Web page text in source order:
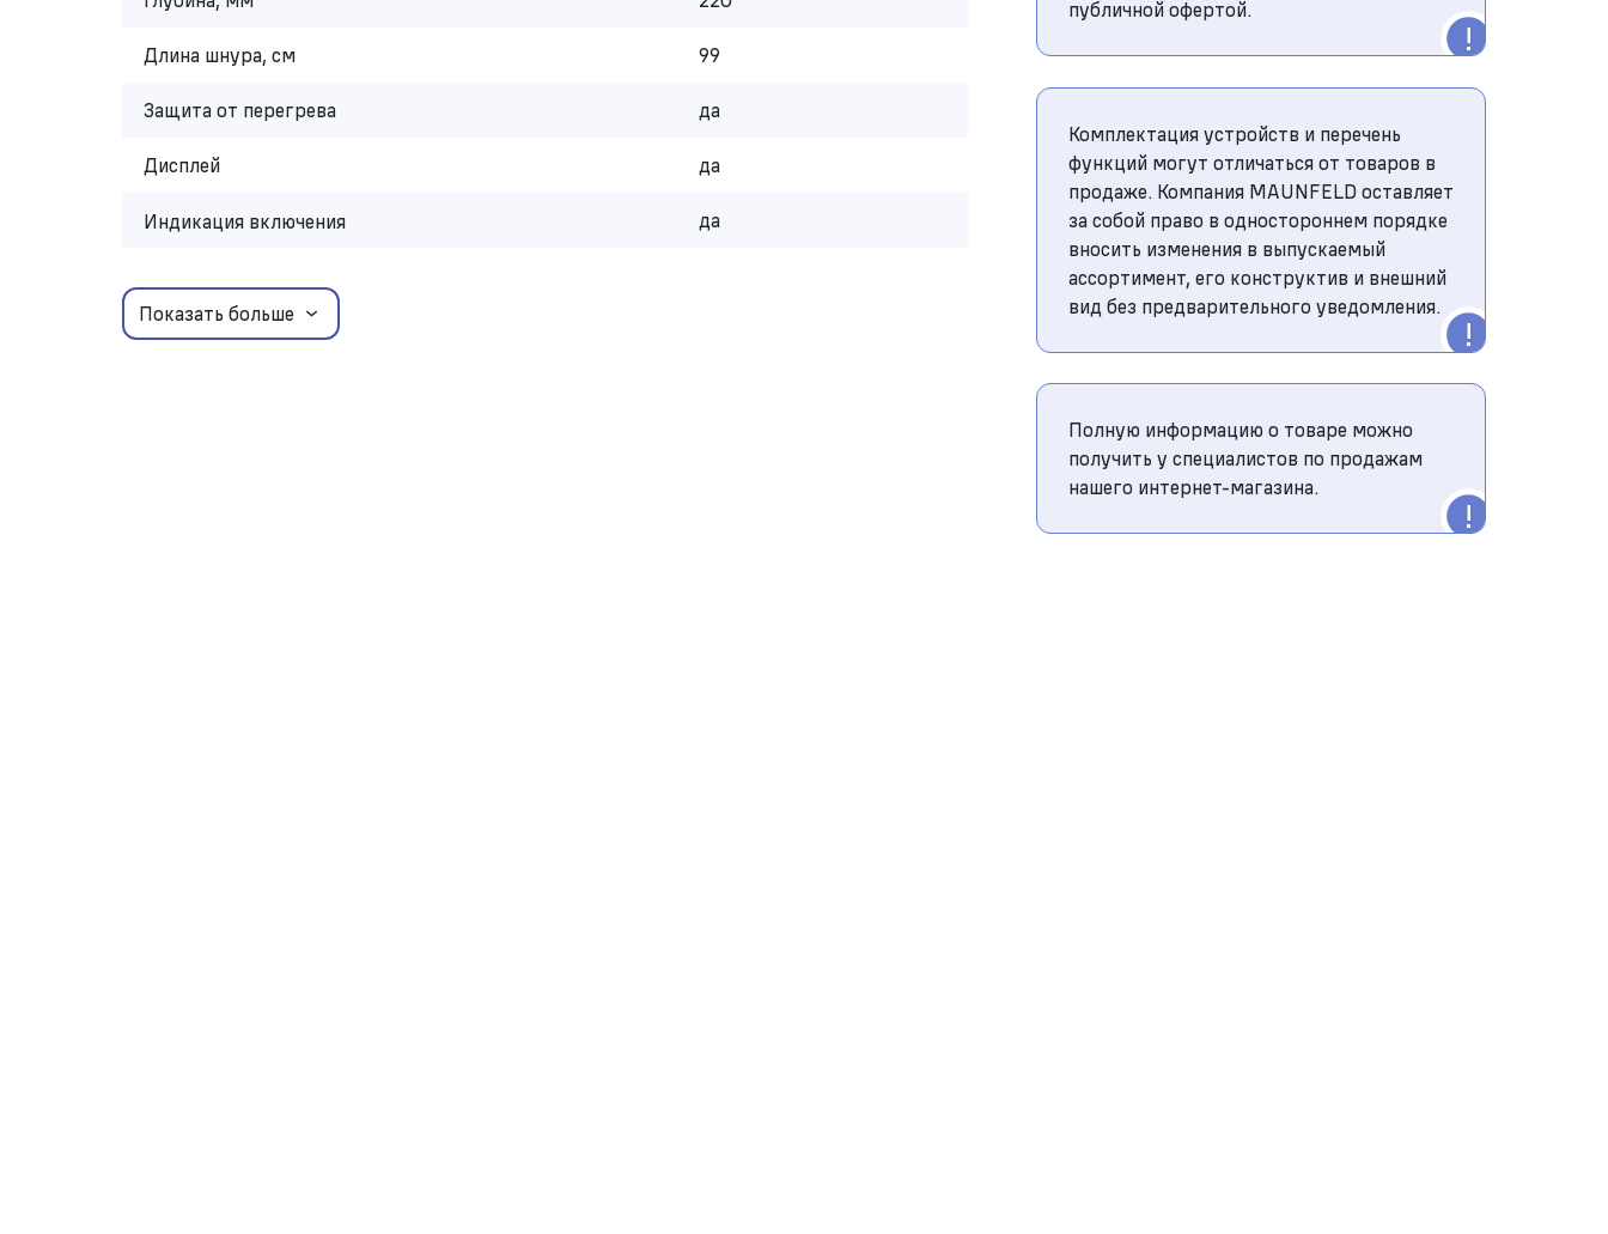
Длина шнура, см 99
Защита от перегрева да
Дисплей да
Индикация включения да
Показать больше
публичной офертой.
Комплектация устройств и перечень
функций могут отличаться от товаров в
продаже. Компания MAUNFELD оставляет
за собой право в одностороннем порядке
вносить изменения в выпускаемый
ассортимент, его конструктив и внешний
вид без предварительного уведомления.
Полную информацию о товаре можно
получить у специалистов по продажам
нашего интернет-магазина.